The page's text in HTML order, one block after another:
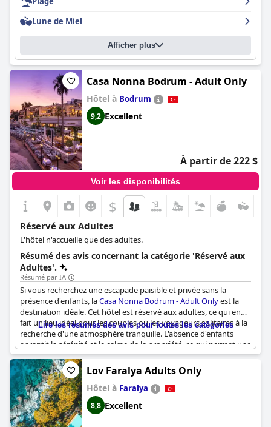
Lune de Miel
Afficher plus
Casa Nonna Bodrum - Adult Only
Hôtel à Bodrum
9,2 Excellent
À partir de 222 $
Voir les disponibilités
$
Réservé aux Adultes
L'hôtel n'accueille que des adultes.
Résumé des avis concernant la catégorie 'Réservé aux
Adultes'.
Résumé par IA
Si vous recherchez une escapade paisible et privée sans la
présence d'enfants, laCasa Nonna Bodrum - Adult Onlyest la
destination idéale. Cet hôtel est réservé aux adultes, ce qui en
fait un lieu idéal pour les couples ou les voyageurs solitaires à la
recherche d'une atmosphère tranquille. L'absence d'enfants
garantit la sérénité et le calme de la propriété, ce qui permet une
relaxation ininterrompue. L'hôtel est fortement recommandé
pour cette raison et les clients vous garantissent que vous ne
serez pas déçus. Cependant, certains visiteurs ont vu des
personnes avec des enfants dans l'établissement, bien qu'il
s'agisse d'un hôtel réservé aux adultes. Néanmoins,
Bodrum - Adult Onlyreste un choix exceptionnel pour une
expérience réservée aux adultes.
Lire les résumés des avis pour toutes les catégories
Lov Faralya Adults Only
Hôtel à Faralya
8,8 Excellent